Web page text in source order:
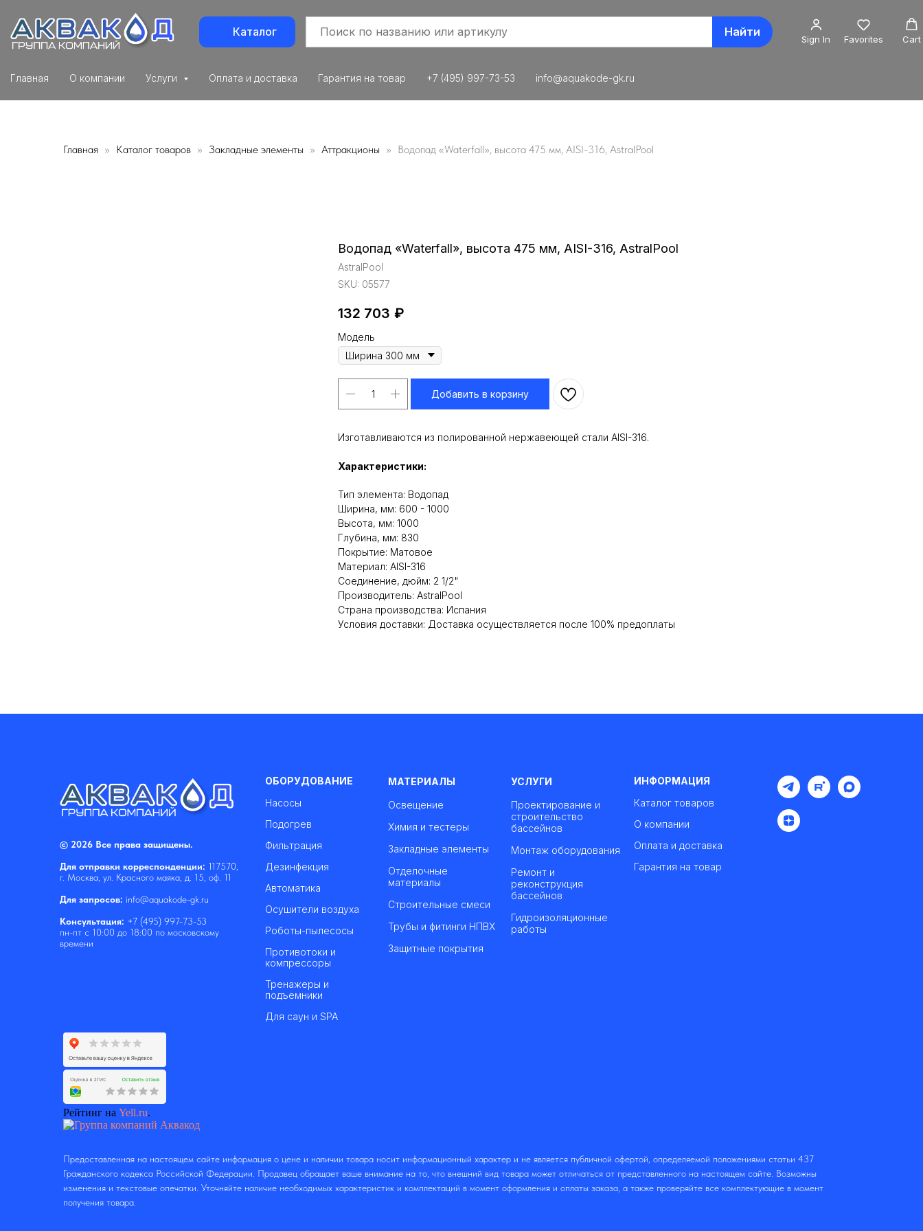
Каталог Найти
Sign In Favorites Cart
Главная О компании Услуги Оплата и доставка Гарантия на товар +7 (495) 997-73-53 info@aquakode-gk.ru
Главная Каталог товаров Закладные элементы Аттракционы Водопад «Waterfall», высота 475 мм, AISI-316, AstralPool
Водопад «Waterfall», высота 475 мм, AISI-316, AstralPool
AstralPool
SKU: 05577
132 703 ₽
Модель
Добавить в корзину
Изготавливаются из полированной нержавеющей стали AISI-316.
Характеристики:
Тип элемента: Водопад
Ширина, мм: 600 - 1000
Высота, мм: 1000
Глубина, мм: 830
Покрытие: Матовое
Материал: AISI-316
Соединение, дюйм: 2 1/2"
Производитель: AstralPool
Cтрана производства: Испания
Условия доставки: Доставка осуществляется после 100% предоплаты
© 2026 Все права защищены.
Для отправки корреспонденции: 117570,
г. Москва, ул. Красного маяка, д. 15, оф. 11
Для запросов: info@aquakode-gk.ru
Консультация: +7 (495) 997-73-53
пн-пт с 10:00 до 18:00 по московскому
времени
ОБОРУДОВАНИЕ
Насосы
Подогрев
Фильтрация
Дезинфекция
Автоматика
Осушители воздуха
Роботы-пылесосы
Противотоки и
компрессоры
Тренажеры и
подъемники
Для саун и SPA
МАТЕРИАЛЫ
Освещение
Химия и тестеры
Закладные элементы
Отделочные
материалы
Строительные смеси
Трубы и фитинги НПВХ
Защитные покрытия
УСЛУГИ
Проектирование и
строительство
бассейнов
Монтаж оборудования
Ремонт и
реконструкция
бассейнов
Гидроизоляционные
работы
ИНФОРМАЦИЯ
Каталог товаров
О компании
Оплата и доставка
Гарантия на товар
Рейтинг на Yell.ru.
Предоставленная на настоящем сайте информация о цене и наличии товара носит информационный характер и не является публичной офертой, определяемой положениями статьи 437
Гражданского кодекса Российской Федерации. Продавец обращает ваше внимание на то, что внешний вид товара может отличаться от представленного на настоящем сайте. Возможны
изменения и текстовые опечатки. Уточняйте наличие необходимых характеристик и комплектаций в момент оформления и оплаты заказа, а также проверяйте все комплектующие в момент
получения товара.